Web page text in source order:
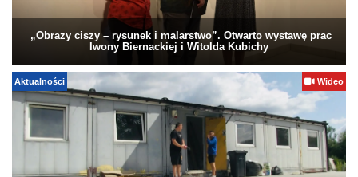
„Obrazy ciszy – rysunek i malarstwo”. Otwarto wystawę prac
Iwony Biernackiej i Witolda Kubichy
Aktualności Wideo